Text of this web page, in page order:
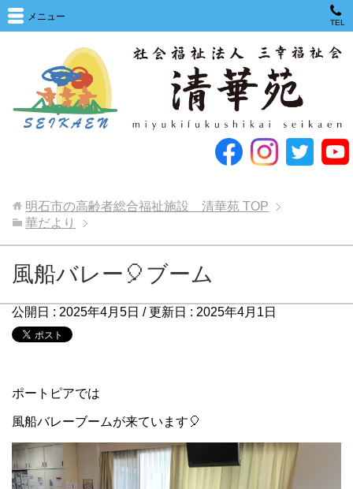
メニュー
TEL
明石市の高齢者総合福祉施設 清華苑 TOP
華だより
風船バレー🎈ブーム
公開日 : 2025年4月5日 / 更新日 : 2025年4月1日
ポートピアでは
風船バレーブームが来ています🎈